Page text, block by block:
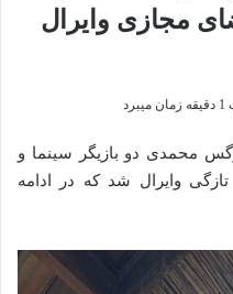
مجازی وایرال
محمدی دو بازیگر سینما و
تازگی وایرال شد که در ادامه